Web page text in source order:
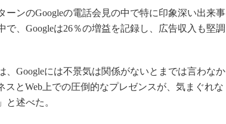
ンのGoogleの電話会見の中で特に印象深い出来事
、Googleは26％の増益を記録し、広告収入も堅調
Googleには不景気は関係がないとまでは言わなか
スとWeb上での圧倒的なプレゼンスが、気まぐれな
述べた。